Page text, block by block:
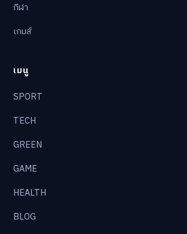
กีฬา
เกมส์
เมนู
SPORT
TECH
GREEN
GAME
HEALTH
BLOG